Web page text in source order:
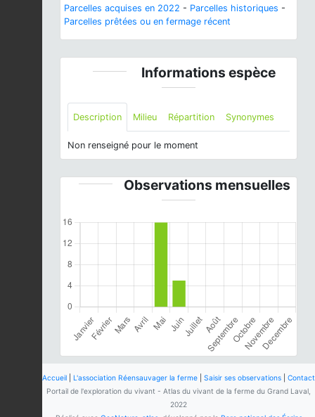
Parcelles acquises en 2022 - Parcelles historiques -
Parcelles prêtées ou en fermage récent
Informations espèce
Description Milieu Répartition Synonymes
Non renseigné pour le moment
Observations mensuelles
Accueil L'association Réensauvager la ferme Saisir ses observations
Contact
Portail de l'exploration du vivant - Atlas du vivant de la ferme du Grand Laval,
2022